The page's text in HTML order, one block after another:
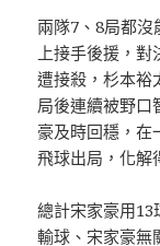
兩隊7、8局都
上接手後援，
遭接殺，杉本裕
局後連續被野口
豪及時回穩，在
飛球出局，化解
總計宋家豪用
輸球、宋家豪無